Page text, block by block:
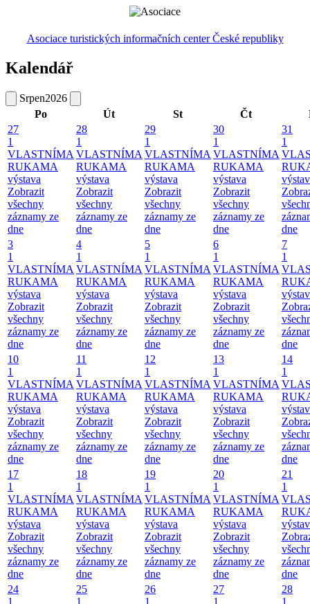
Asociace turistických informačních center České republiky
Kalendář
Srpen2026
Po
Út St Čt
27
1
VLASTNÍMA
RUKAMA
výstava
Zobrazit
všechny
záznamy ze
dne
28
1
VLASTNÍMA
RUKAMA
výstava
Zobrazit
všechny
záznamy ze
dne
29
1
VLASTNÍMA
RUKAMA
výstava
Zobrazit
všechny
záznamy ze
dne
30
1
VLASTNÍMA
RUKAMA
výstava
Zobrazit
všechny
záznamy ze
dne
31
1
dne
3
1
VLASTNÍMA
RUKAMA
výstava
Zobrazit
všechny
záznamy ze
dne
4
1
VLASTNÍMA
RUKAMA
výstava
Zobrazit
všechny
záznamy ze
dne
5
1
VLASTNÍMA
RUKAMA
výstava
Zobrazit
všechny
záznamy ze
dne
6
1
VLASTNÍMA
RUKAMA
výstava
Zobrazit
všechny
záznamy ze
dne
7
1
dne
10
1
VLASTNÍMA
RUKAMA
výstava
Zobrazit
všechny
záznamy ze
dne
11
1
VLASTNÍMA
RUKAMA
výstava
Zobrazit
všechny
záznamy ze
dne
12
1
VLASTNÍMA
RUKAMA
výstava
Zobrazit
všechny
záznamy ze
dne
13
1
VLASTNÍMA
RUKAMA
výstava
Zobrazit
všechny
záznamy ze
dne
14
1
dne
17
1
VLASTNÍMA
RUKAMA
výstava
Zobrazit
všechny
záznamy ze
dne
18
1
VLASTNÍMA
RUKAMA
výstava
Zobrazit
všechny
záznamy ze
dne
19
1
VLASTNÍMA
RUKAMA
výstava
Zobrazit
všechny
záznamy ze
dne
20
1
VLASTNÍMA
RUKAMA
výstava
Zobrazit
všechny
záznamy ze
dne
21
1
dne
24
1
25
1
26
1
27
1
28
1